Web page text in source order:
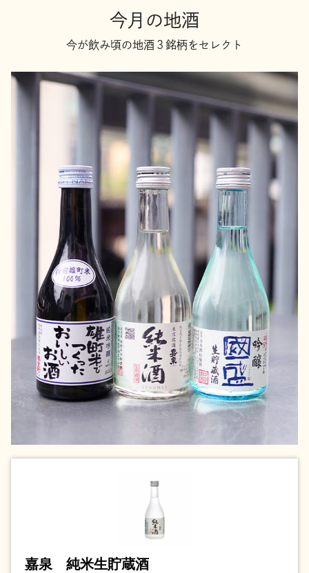
今月の地酒
今が飲み頃の地酒３銘柄をセレクト
嘉泉 純米生貯蔵酒